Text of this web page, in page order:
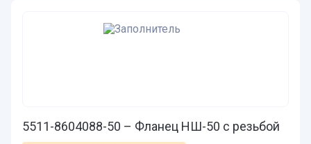
5511-8604088-50 – Фланец НШ-50 с резьбой